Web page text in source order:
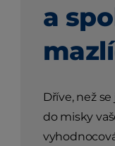
a
Dříve, než
do misky